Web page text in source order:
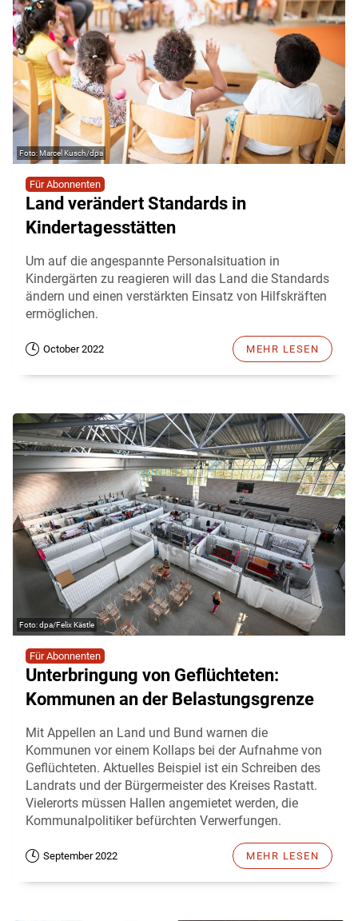
Marcel Kusch/dpa
Für Abonnenten
Land verändert Standards in
Kindertagesstätten
Um auf die angespannte Personalsituation in
Kindergärten zu reagieren will das Land die Standards
ändern und einen verstärkten Einsatz von Hilfskräften
ermöglichen.
October 2022 MEHR LESEN
dpa/Felix Kästle
Für Abonnenten
Unterbringung von Geflüchteten:
Kommunen an der Belastungsgrenze
Mit Appellen an Land und Bund warnen die
Kommunen vor einem Kollaps bei der Aufnahme von
Geflüchteten. Aktuelles Beispiel ist ein Schreiben des
Landrats und der Bürgermeister des Kreises Rastatt.
Vielerorts müssen Hallen angemietet werden, die
Kommunalpolitiker befürchten Verwerfungen.
September 2022 MEHR LESEN